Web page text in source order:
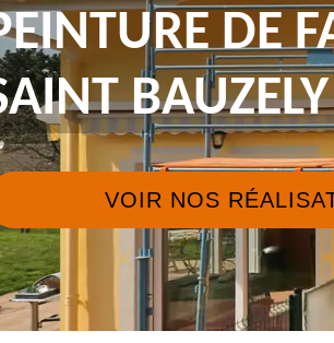
DE
VOIR NOS